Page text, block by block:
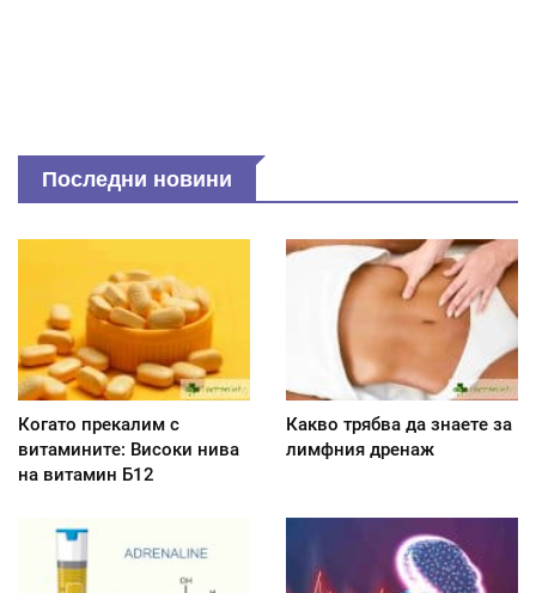
Последни новини
Когато прекалим с
витамините: Високи нива
на витамин Б12
Какво трябва да знаете за
лимфния дренаж